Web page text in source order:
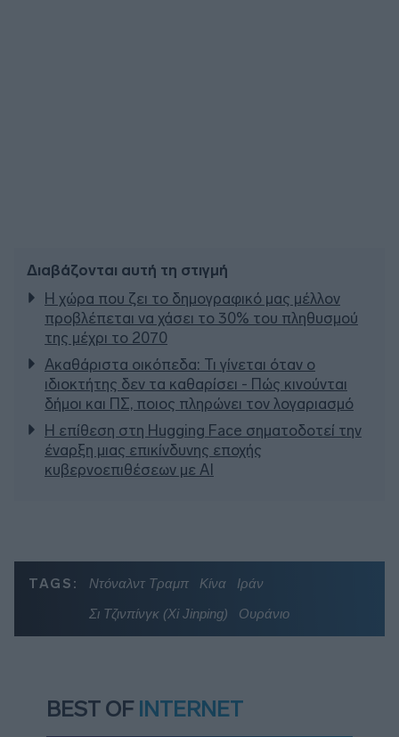
Διαβάζονται αυτή τη στιγμή
Η χώρα που ζει το δημογραφικό μας μέλλον
προβλέπεται να χάσει το 30% του πληθυσμού
της μέχρι το 2070
Ακαθάριστα οικόπεδα: Τι γίνεται όταν ο
ιδιοκτήτης δεν τα καθαρίσει - Πώς κινούνται
δήμοι και ΠΣ, ποιος πληρώνει τον λογαριασμό
Η επίθεση στη Hugging Face σηματοδοτεί την
έναρξη μιας επικίνδυνης εποχής
κυβερνοεπιθέσεων με AI
TAGS: Ντόναλντ Τραμπ Κίνα
Ιράν
Σι Τζινπίνγκ (Xi Jinping)
Ουράνιο
BEST OF INTERNET